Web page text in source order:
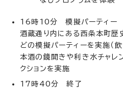
16時10分 模擬パーティー
酒蔵通り内にある西条本町歴
どの模擬パーティーを実施（
本酒の鏡開きや利き水チャレ
クションを実施
17時40分 終了